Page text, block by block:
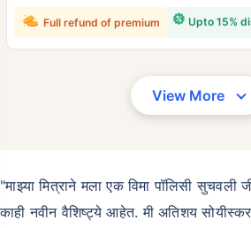
Upto 15%
Full refund of premium
View More
"माझ्या मित्राने मला एक विमा पॉलिसी
काही नवीन वैशिष्ट्ये आहेत. मी अतिशय